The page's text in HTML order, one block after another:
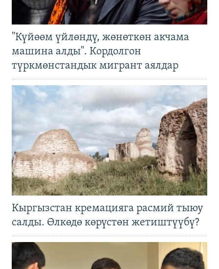
"Күйөөм үйлөндү, жөнөткөн акчама
машина алды". Кордолгон
түркмөнстандык мигрант аялдар
Кыргызстан кремацияга расмий тыюу
салды. Өлкөдө көрүстөн жетиштүүбү?